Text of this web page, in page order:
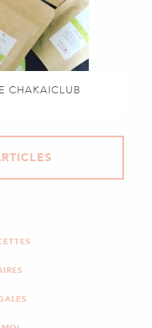
CHAKAICLUB